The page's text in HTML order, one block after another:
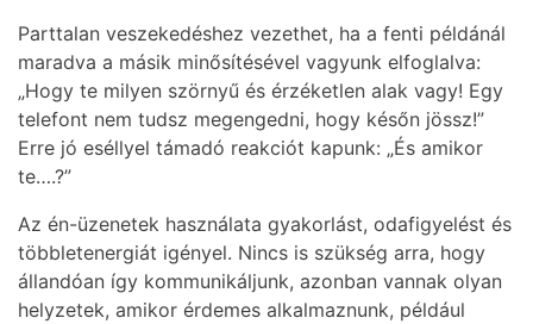
Parttalan veszekedéshez vezethet, ha a fenti példánál
maradva a másik minősítésével vagyunk elfoglalva:
„Hogy te milyen szörnyű és érzéketlen alak vagy! Egy
telefont nem tudsz megengedni, hogy későn jössz!”
Erre jó eséllyel támadó reakciót kapunk: „És amikor
te….?”
Az én-üzenetek használata gyakorlást, odafigyelést és
többletenergiát igényel. Nincs is szükség arra, hogy
állandóan így kommunikáljunk, azonban vannak olyan
helyzetek, amikor érdemes alkalmaznunk, például